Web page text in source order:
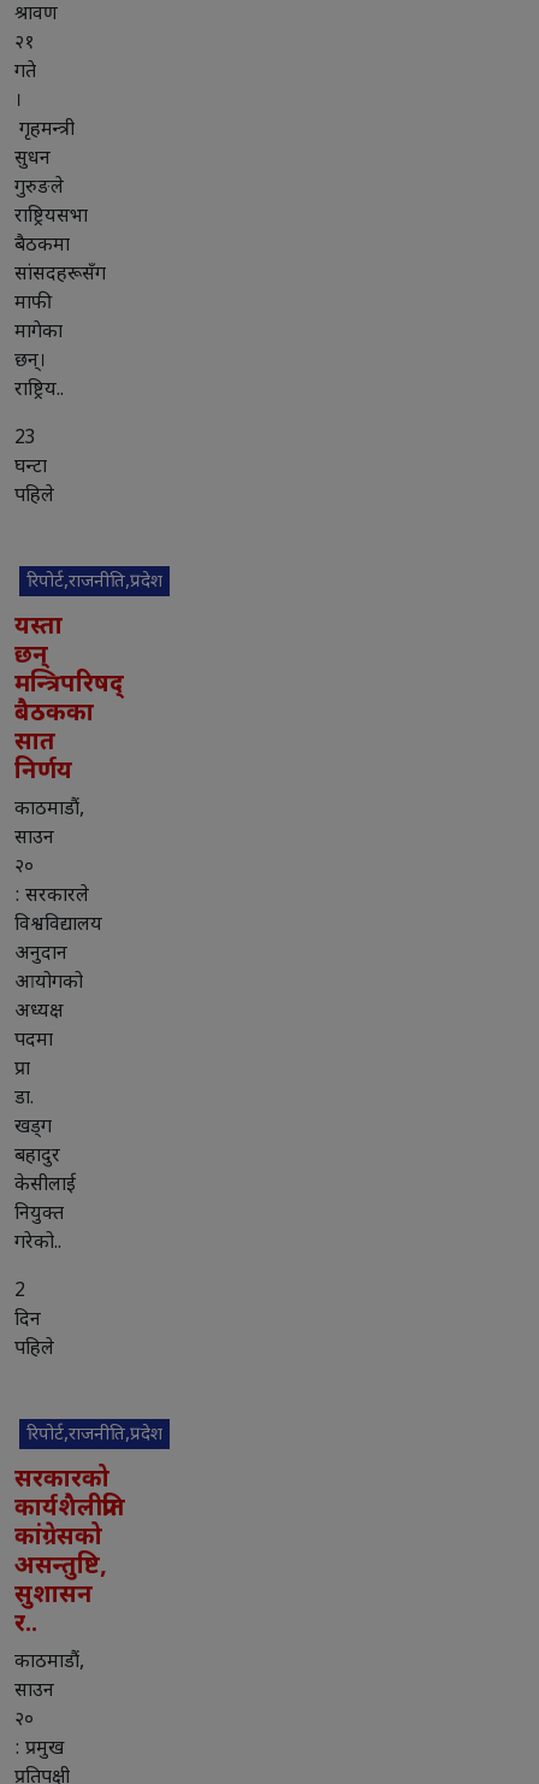
श्रावण
२१
गते
।
गृहमन्त्री
सुधन
गुरुङले
राष्ट्रियसभा
बैठकमा
सांसदहरूसँग
माफी
मागेका
छन्।
राष्ट्रिय..
23
घन्टा
पहिले
रिपोर्ट,राजनीति,प्रदेश
यस्ता
छन्
मन्त्रिपरिषद्
बैठकका
सात
निर्णय
काठमाडौं,
साउन
२०
: सरकारले
विश्वविद्यालय
अनुदान
आयोगको
अध्यक्ष
पदमा
प्रा
डा.
खड्ग
बहादुर
केसीलाई
नियुक्त
गरेको..
2
दिन
पहिले
रिपोर्ट,राजनीति,प्रदेश
सरकारको
कार्यशैलीप्रति
कांग्रेसको
असन्तुष्टि,
सुशासन
र..
काठमाडौं,
साउन
२०
: प्रमुख
प्रतिपक्षी